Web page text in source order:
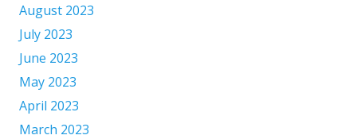
August 2023
July 2023
June 2023
May 2023
April 2023
March 2023